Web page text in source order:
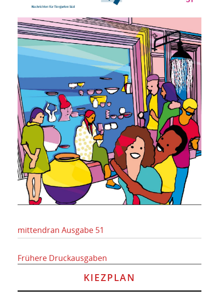
mittendran Ausgabe 51
Frühere Druckausgaben
KIEZPLAN